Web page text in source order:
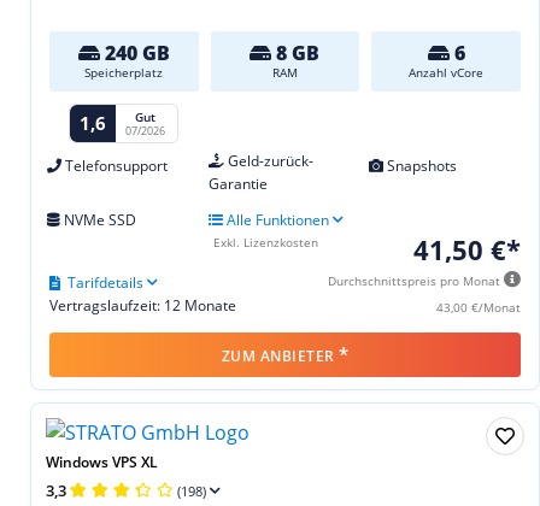
240 GB
Speicherplatz
8 GB
RAM
6
Anzahl vCore
1,6 Gut
07/2026
Telefonsupport
Geld-zurück-
Garantie
Snapshots
NVMe SSD Alle Funktionen
41,50 €*
Durchschnittspreis pro Monat
43,00 €/Monat
Vertragslaufzeit: 12 Monate
Tarifdetails
Exkl. Lizenzkosten
ZUM ANBIETER *
Windows VPS XL
3,3 (198)